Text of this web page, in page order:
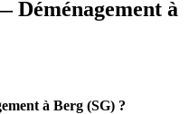
Déménagement à
à Berg (SG) ?